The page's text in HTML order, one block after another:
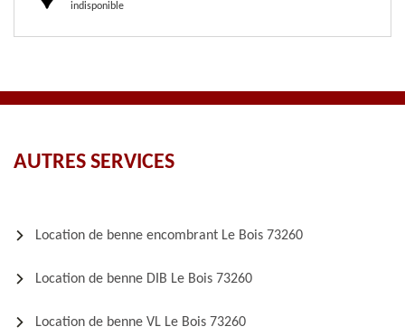
indisponible
AUTRES SERVICES
Location de benne encombrant Le Bois 73260
Location de benne DIB Le Bois 73260
Location de benne VL Le Bois 73260